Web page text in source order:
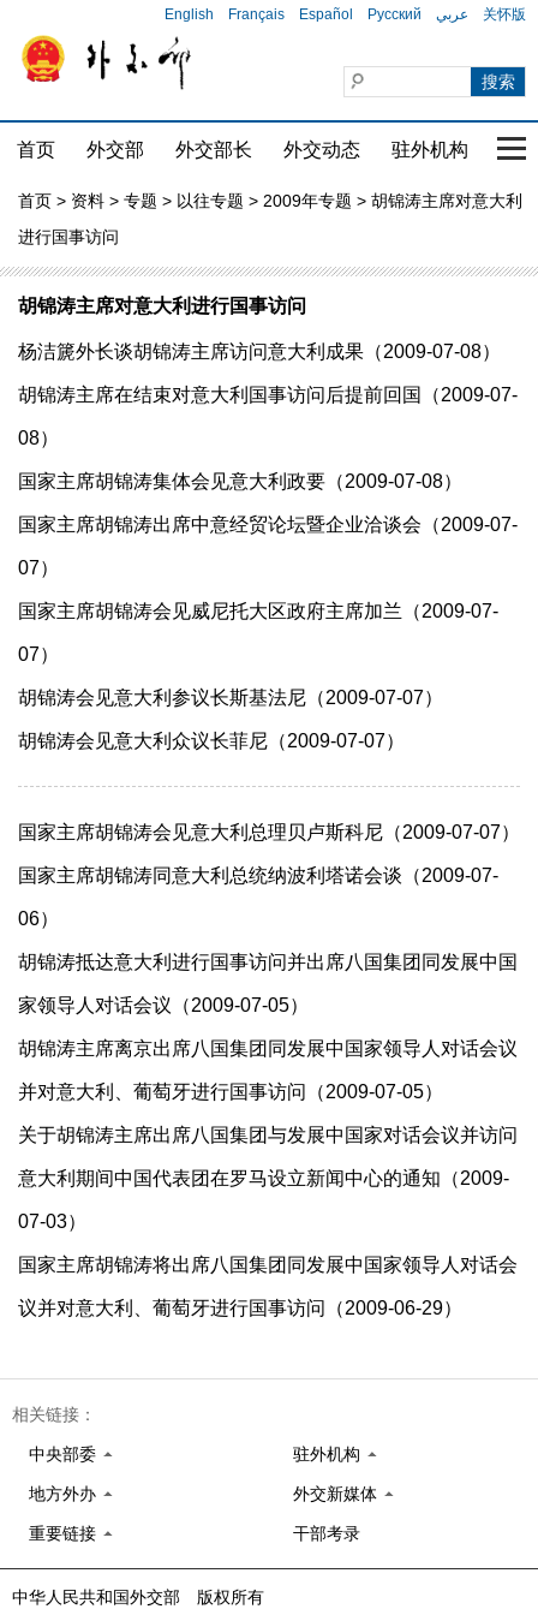
English Français Español Русский عربي 关怀版
首页 外交部 外交部长 外交动态 驻外机构 国
首页 > 资料 > 专题 > 以往专题 > 2009年专题 > 胡锦涛主席对意大利
进行国事访问
胡锦涛主席对意大利进行国事访问
杨洁篪外长谈胡锦涛主席访问意大利成果（2009-07-08）
胡锦涛主席在结束对意大利国事访问后提前回国（2009-07-
08）
国家主席胡锦涛集体会见意大利政要（2009-07-08）
国家主席胡锦涛出席中意经贸论坛暨企业洽谈会（2009-07-
07）
国家主席胡锦涛会见威尼托大区政府主席加兰（2009-07-
07）
胡锦涛会见意大利参议长斯基法尼（2009-07-07）
胡锦涛会见意大利众议长菲尼（2009-07-07）
国家主席胡锦涛会见意大利总理贝卢斯科尼（2009-07-07）
国家主席胡锦涛同意大利总统纳波利塔诺会谈（2009-07-
06）
胡锦涛抵达意大利进行国事访问并出席八国集团同发展中国
家领导人对话会议（2009-07-05）
胡锦涛主席离京出席八国集团同发展中国家领导人对话会议
并对意大利、葡萄牙进行国事访问（2009-07-05）
关于胡锦涛主席出席八国集团与发展中国家对话会议并访问
意大利期间中国代表团在罗马设立新闻中心的通知（2009-
07-03）
国家主席胡锦涛将出席八国集团同发展中国家领导人对话会
议并对意大利、葡萄牙进行国事访问（2009-06-29）
相关链接：
中央部委 驻外机构
地方外办 外交新媒体
重要链接 干部考录
中华人民共和国外交部 版权所有